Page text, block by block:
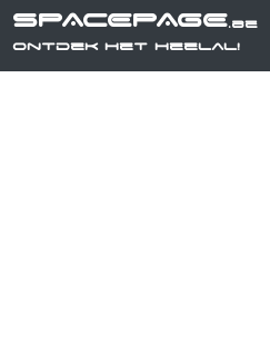
SPACEPAGE.be
Ontdek het heelal!